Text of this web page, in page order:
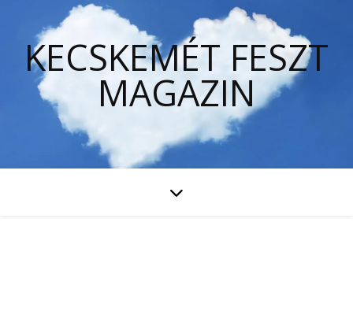
KECSKEMÉT FESZT
MAGAZIN